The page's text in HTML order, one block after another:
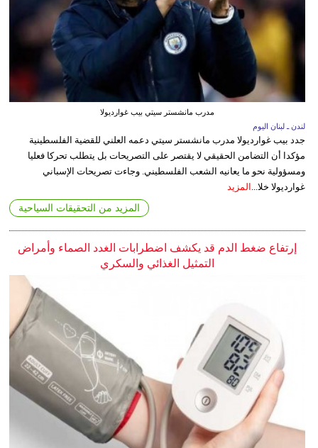
مدرب مانشستر سيتي بيب غوارديولا
لندن ـ لبنان اليوم
جدد بيب غوارديولا مدرب مانشستر سيتي دعمه العلني للقضية الفلسطينية
مؤكدا أن التضامن الحقيقي لا يقتصر على التصريحات بل يتطلب تحركا فعليا
ومسؤولية نحو ما يعانيه الشعب الفلسطيني. وجاءت تصريحات الإسباني
غوارديولا خلا... المزيد
المزيد من التحقيقات السياحية
إرتفاع ضغط الدم قد يكشف اضطرابات الغدد الصماء وأمراض
التمثيل الغذائي والسكري